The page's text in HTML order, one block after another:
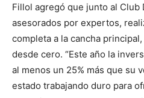
Fillol agregó que junto al Club
asesorados por expertos,
completa a la cancha
desde cero. “Este año la
al menos un 25% más que su
estado trabajando duro para